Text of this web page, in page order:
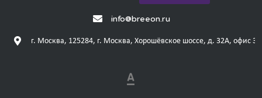
info@breeon.ru
г. Москва, 125284, г. Москва, Хорошёвское шоссе, д. 32А, офис